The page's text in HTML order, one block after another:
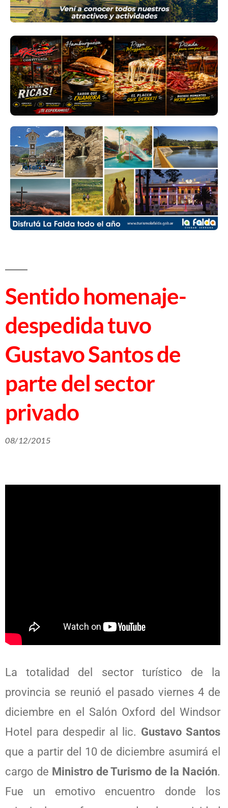
Sentido homenaje-
despedida tuvo
Gustavo Santos de
parte del sector
privado
08/12/2015
La totalidad del sector turístico de la
provincia se reunió el pasado viernes 4 de
diciembre en el Salón Oxford del Windsor
Hotel para despedir al lic. Gustavo Santos
que a partir del 10 de diciembre asumirá el
cargo de Ministro de Turismo de la Nación.
Fue un emotivo encuentro donde los